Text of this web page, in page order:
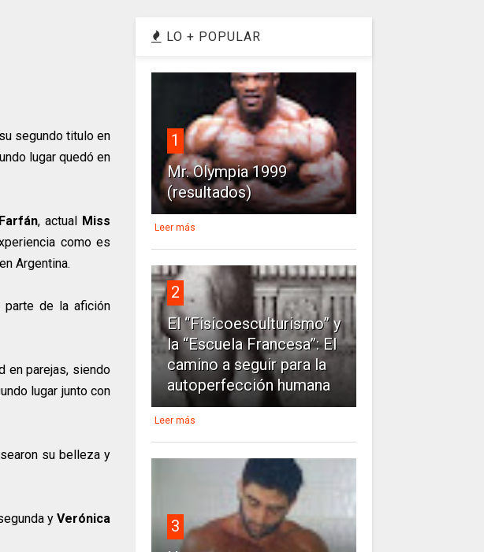
segundo titulo en
lugar quedó en
, actual Miss
como es
Argentina.
parte de la afición
en parejas, siendo
lugar junto con
su belleza y
yVerónica
LO + POPULAR
1
Mr. Olympia 1999
(resultados)
Leer más
2
El “Fisicoesculturismo” y
la “Escuela Francesa”: El
camino a seguir para la
autoperfección humana
Leer más
3